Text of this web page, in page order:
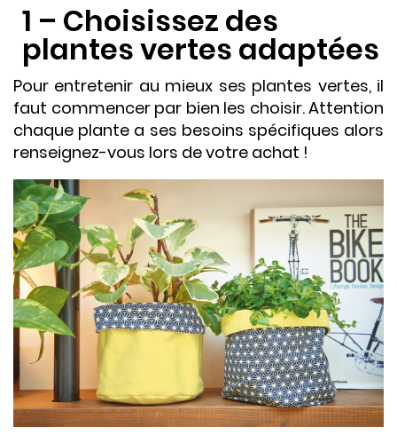
1 – Choisissez des
plantes vertes adaptées
Pour entretenir au mieux ses plantes vertes, il
faut commencer par bien les choisir. Attention
chaque plante a ses besoins spécifiques alors
renseignez-vous lors de votre achat !